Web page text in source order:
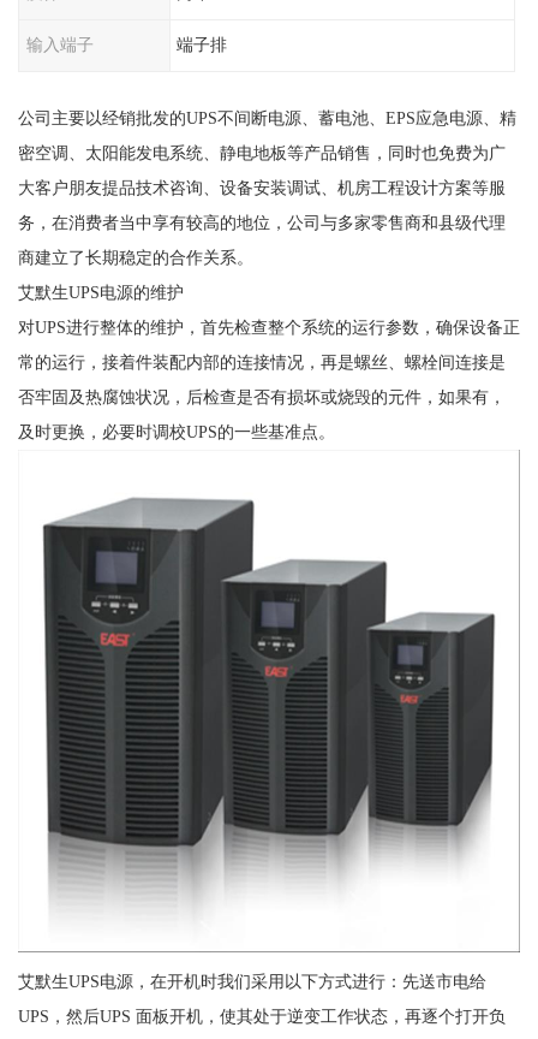
输入端子 端子排
公司主要以经销批发的UPS不间断电源、蓄电池、EPS应急电源、精
密空调、太阳能发电系统、静电地板等产品销售，同时也免费为广
大客户朋友提品技术咨询、设备安装调试、机房工程设计方案等服
务，在消费者当中享有较高的地位，公司与多家零售商和县级代理
商建立了长期稳定的合作关系。
艾默生UPS电源的维护
对UPS进行整体的维护，首先检查整个系统的运行参数，确保设备正
常的运行，接着件装配内部的连接情况，再是螺丝、螺栓间连接是
否牢固及热腐蚀状况，后检查是否有损坏或烧毁的元件，如果有，
及时更换，必要时调校UPS的一些基准点。
艾默生UPS电源，在开机时我们采用以下方式进行：先送市电给
UPS，然后UPS 面板开机，使其处于逆变工作状态，再逐个打开负